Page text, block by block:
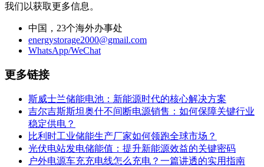
我们以获取更多信息。
中国，23个海外办事处
energystorage2000@gmail.com
WhatsApp/WeChat
更多链接
斯威士兰储能电池：新能源时代的核心解决方案
吉尔吉斯斯坦奥什不间断电源销售：如何保障关键行业
稳定供电？
比利时工业储能生产厂家如何领跑全球市场？
光伏电站发电储能值：提升新能源效益的关键密码
户外电源车充充电线怎么充电？一篇讲透的实用指南